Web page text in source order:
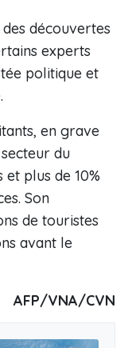
découvertes
experts
politique et
en grave
du
plus de 10%
Son
de touristes
avant le
AFP/VNA/CVN